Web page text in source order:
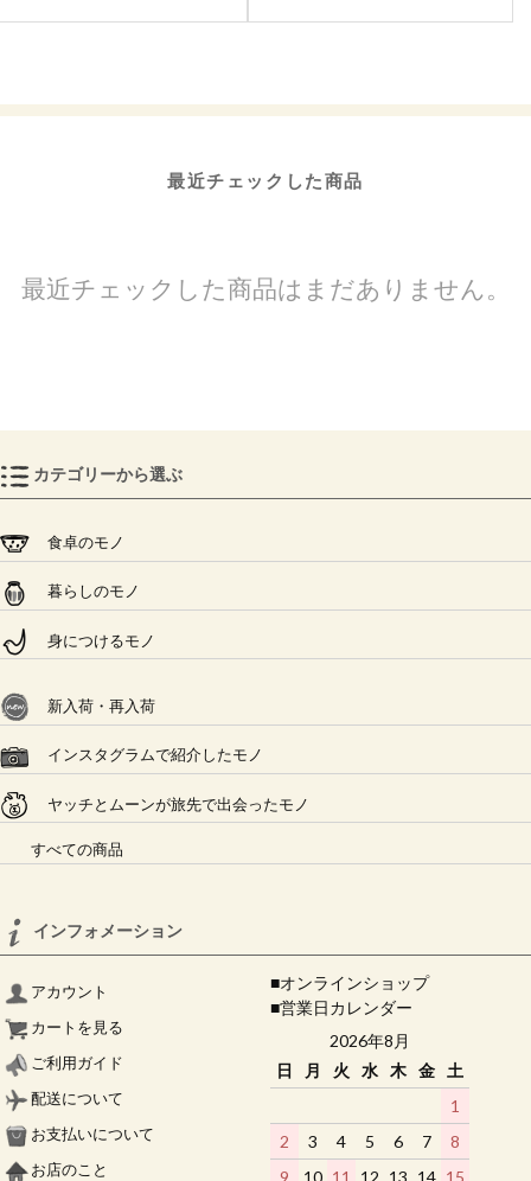
最近チェックした商品
最近チェックした商品はまだありません。
カテゴリーから選ぶ
食卓のモノ
暮らしのモノ
身につけるモノ
新入荷・再入荷
インスタグラムで紹介したモノ
ヤッチとムーンが旅先で出会ったモノ
すべての商品
インフォメーション
アカウント
カートを見る
ご利用ガイド
配送について
お支払いについて
お店のこと
■オンラインショップ
■営業日カレンダー
2026年8月
日
月 火 水 木 金
土
1
2
3 4 5 6 7
8
9
10 11 12 13 14 15